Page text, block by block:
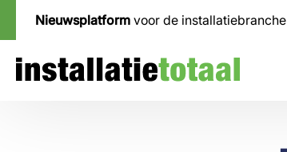
Nieuwsplatform voor de installatiebranche